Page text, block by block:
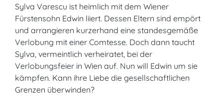
Sylva Varescu ist heimlich mit dem Wiener
Fürstensohn Edwin liiert. Dessen Eltern sind empört
und arrangieren kurzerhand eine standesgemäße
Verlobung mit einer Comtesse. Doch dann taucht
Sylva, vermeintlich verheiratet, bei der
Verlobungsfeier in Wien auf. Nun will Edwin um sie
kämpfen. Kann ihre Liebe die gesellschaftlichen
Grenzen überwinden?